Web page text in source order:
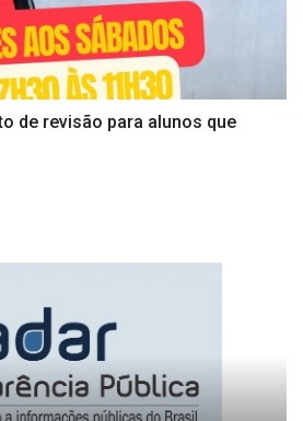
de revisão para alunos que